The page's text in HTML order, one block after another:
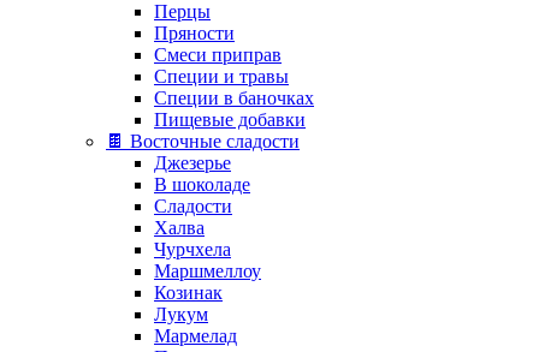
Перцы
Пряности
Смеси приправ
Специи и травы
Специи в баночках
Пищевые добавки
🍫 Восточные сладости
Джезерье
В шоколаде
Сладости
Халва
Чурчхела
Маршмеллоу
Козинак
Лукум
Мармелад